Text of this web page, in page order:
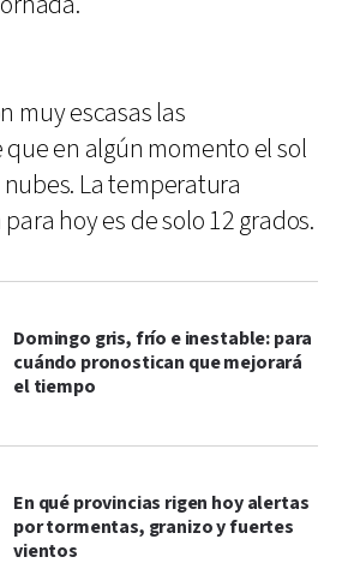
muy escasas las
en algún momento el sol
La temperatura
hoy es de solo 12 grados.
Domingo gris, frío e inestable: para
cuándo pronostican que mejorará
el tiempo
En qué provincias rigen hoy alertas
por tormentas, granizo y fuertes
vientos